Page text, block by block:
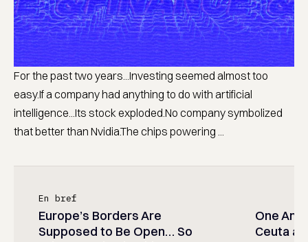
For the past two years...Investing seemed almost too
easy.If a company had anything to do with artificial
intelligence...Its stock exploded.No company symbolized
that better than Nvidia.The chips powering ...
En bref
Europe’s Borders Are
Supposed to Be Open… So
One
Ceuta